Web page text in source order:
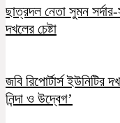
ছাত্রদল নেতা সুমন সর্দার-
দখলের চেষ্টা
জবি রিপোর্টার্স ইউনিটির
নিন্দা ও উদ্বেগ’